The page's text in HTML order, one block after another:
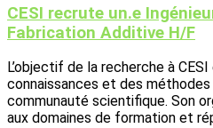
CESI recrute un.e
Fabrication Additive H/F
L’objectif de la recherche à
connaissances et des
communauté scientifique. Son
aux domaines de formation et